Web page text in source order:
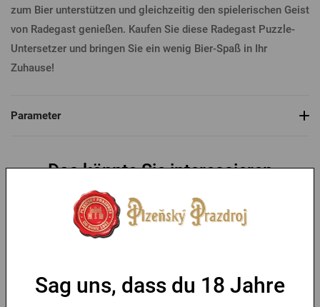
zum Bier unterstützen und gleichzeitig den spielerischen Geist
von Radegast genießen. Kaufen Sie diese Radegast Puzzle-
Untersetzer und bringen Sie ein wenig Bier-Spaß in Ihr
Zuhause!
Parameter
Das könnte Sie interessieren
Sag uns, dass du 18 Jahre